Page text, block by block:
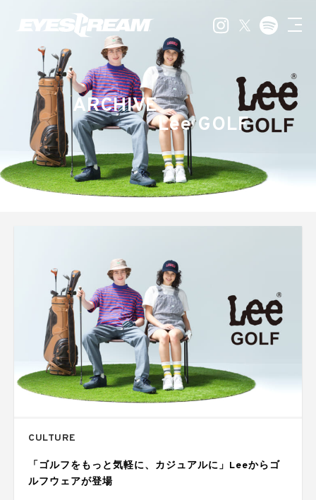
ARCHIVE
Lee GOLF
CULTURE
「ゴルフをもっと気軽に、カジュアルに」Leeからゴ
ルフウェアが登場